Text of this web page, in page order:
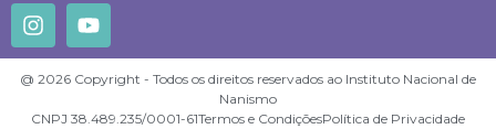
@ 2026 Copyright - Todos os direitos reservados ao Instituto Nacional de
Nanismo
CNPJ 38.489.235/0001-61Termos e CondiçõesPolítica de Privacidade